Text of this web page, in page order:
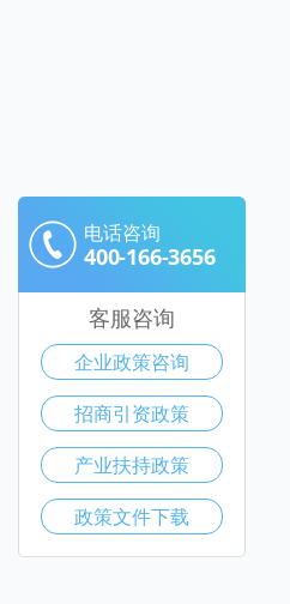
电话咨询
400-166-3656
客服咨询
企业政策咨询
招商引资政策
产业扶持政策
政策文件下载